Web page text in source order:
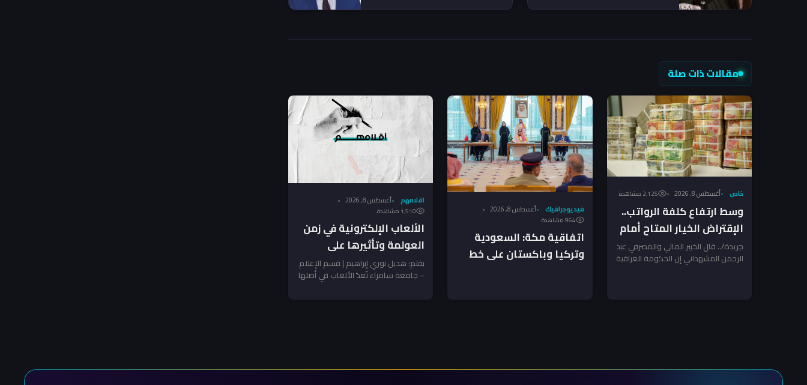
مقالات ذات صلة
خاص أغسطس 8, 2026 2٬125 مشاهدة
وسط ارتفاع كلفة الرواتب..
الإقتراض الخيار المتاح أمام
الحكومة العراقية – خبير
جريدة/.. قال الخبير المالي والمصرفي عبد
الرحمن المشهداني إن الحكومة العراقية
فيديوجرافيك أغسطس 8, 2026
964 مشاهدة
اتفاقية مكة: السعودية
وتركيا وباكستان على خط
اقلامهم أغسطس 8, 2026
1٬510 مشاهدة
الألعاب الإلكترونية في زمن
العولمة وتأثيرها على
السلوك العدواني لدى
الأطفال
بقلم: هديل نوري إبراهيم | قسم الإعلام
– جامعة سامراء ​تُعدّ الألعاب في أصلها